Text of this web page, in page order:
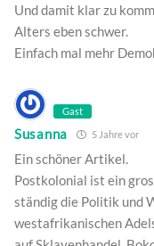
Und damit klar zu
Alters eben schwer.
Einfach mal mehr
Gast
Susanna 5 Jahre vor
Ein schöner Artikel.
Postkolonial ist ein
ständig die Politik und
westafrikanischen